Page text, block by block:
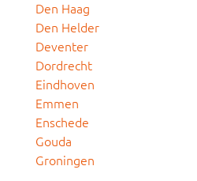
Den Haag
Den Helder
Deventer
Dordrecht
Eindhoven
Emmen
Enschede
Gouda
Groningen